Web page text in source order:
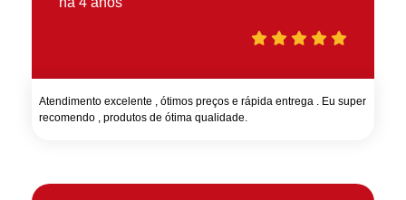
Atendimento excelente , ótimos preços e rápida entrega . Eu super
recomendo , produtos de ótima qualidade.